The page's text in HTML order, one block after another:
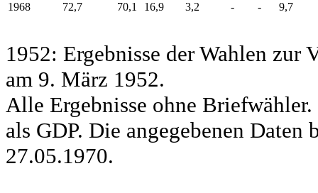
1968
72,7 70,1 16,9 3,2 - - 9,7
1952: Ergebnisse der Wahlen zur
am 9. März 1952.
Alle Ergebnisse ohne
als GDP. Die angegebenen
27.05.1970.